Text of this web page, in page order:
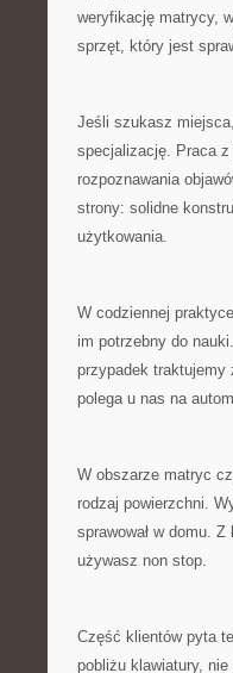
weryfikację matrycy,
sprzęt, który jest
Jeśli szukasz
specjalizację. Praca
rozpoznawania
strony: solidne
użytkowania.
W codziennej
im potrzebny do
przypadek traktujemy
polega u nas na
W obszarze matryc
rodzaj powierzchni.
sprawował w domu.
używasz non stop.
Część klientów pyta
pobliżu klawiatury,